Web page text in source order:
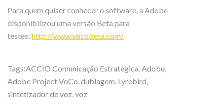
Para quem quiser conhecer o software, a Adobe
disponibilizou uma versão Beta para
testes: http://www.vocobeta.com/
Tags:ACCIO Comunicação Estratégica,Adobe,
Adobe Project VoCo,dublagem, Lyrebird,
sintetizador de voz,voz